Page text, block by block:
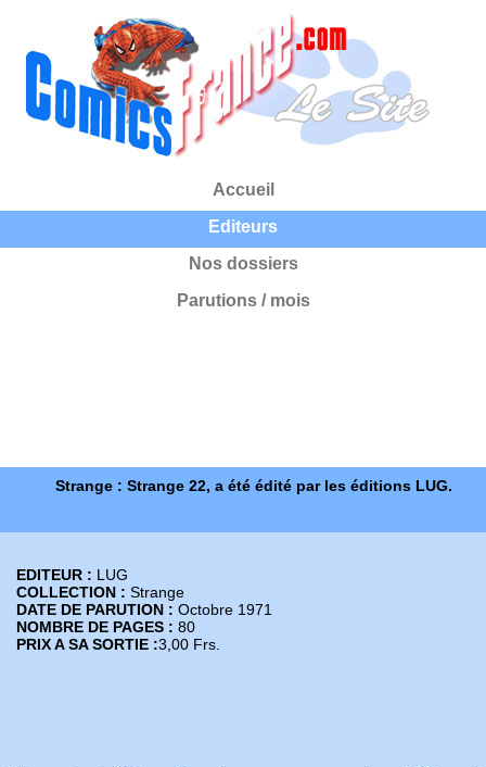
Accueil
Editeurs
Nos dossiers
Parutions / mois
Strange : Strange 22, a été édité par les éditions LUG.
EDITEUR : LUG
COLLECTION : Strange
DATE DE PARUTION : Octobre 1971
NOMBRE DE PAGES : 80
PRIX A SA SORTIE :3,00 Frs.